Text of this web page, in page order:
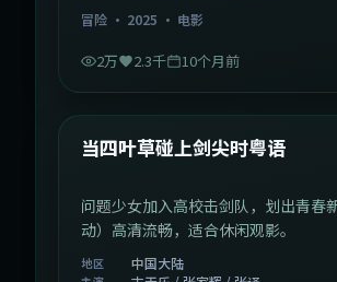
冒险 · 2025 · 电影
2万 2.3千 10个月前
最新
中国大陆
当四叶草碰上剑尖时粤语
问题少女加入高校击剑队，划出青春
动）高清流畅，适合休闲观影。
地区 中国大陆